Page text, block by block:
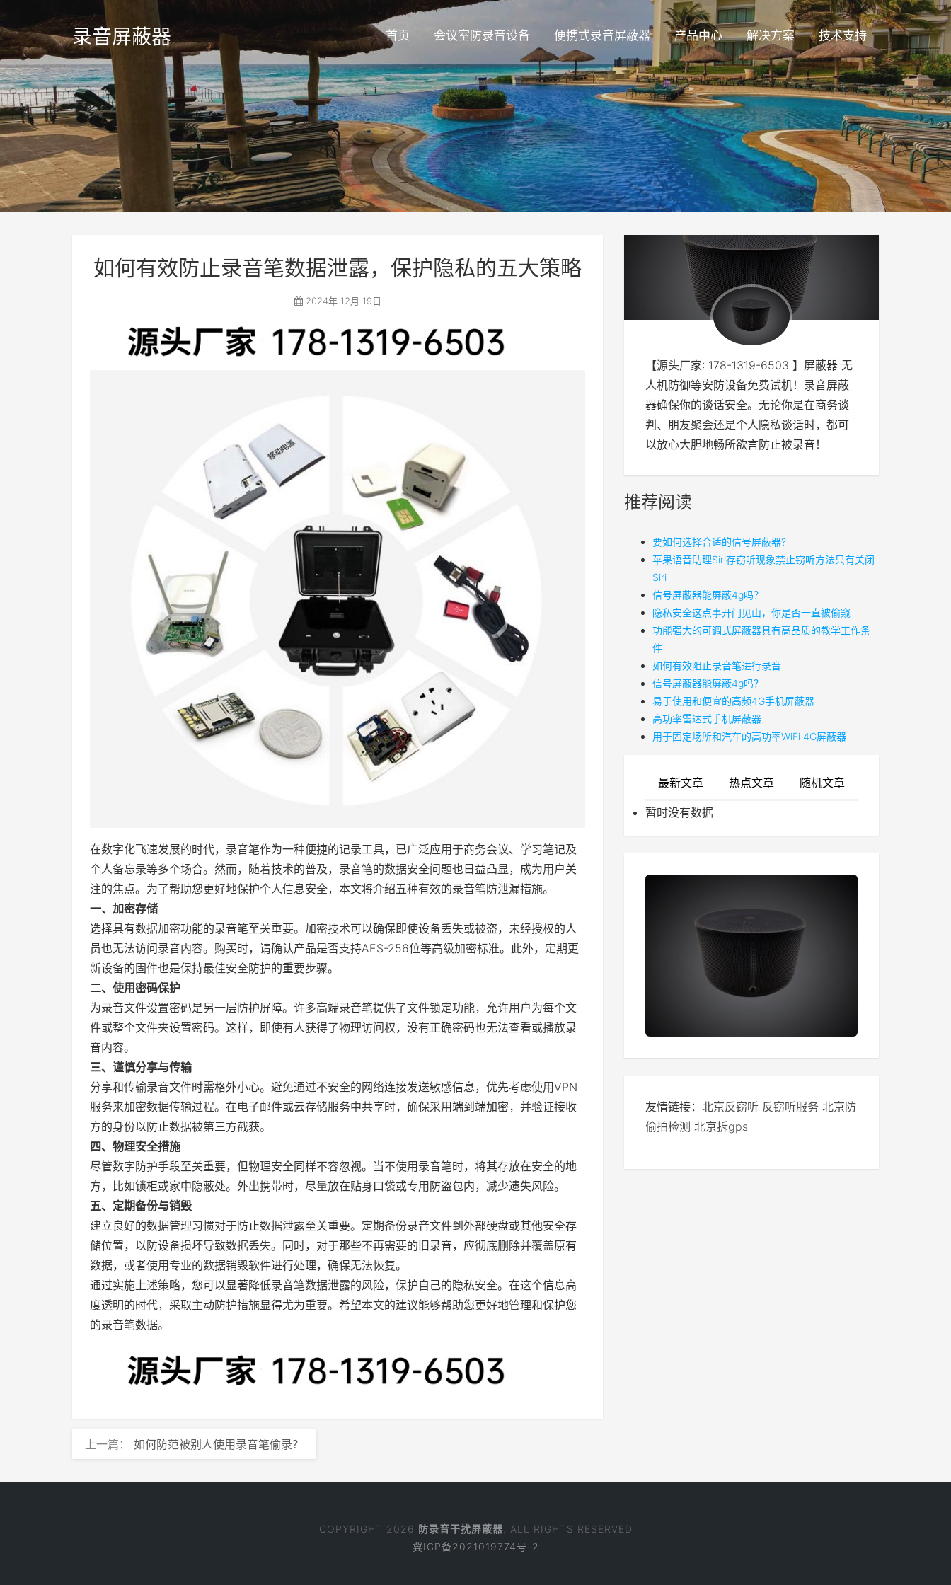
录音屏蔽器 首页 会议室防录音设备 便携式录音屏蔽器 产品中心 解决方案 技术支持
如何有效防止录音笔数据泄露，保护隐私的五大策略
2024年 12月 19日
在数字化飞速发展的时代，录音笔作为一种便捷的记录工具，已广泛应用于商务会议、学习笔记及
个人备忘录等多个场合。然而，随着技术的普及，录音笔的数据安全问题也日益凸显，成为用户关
注的焦点。为了帮助您更好地保护个人信息安全，本文将介绍五种有效的录音笔防泄漏措施。
一、加密存储
选择具有数据加密功能的录音笔至关重要。加密技术可以确保即使设备丢失或被盗，未经授权的人
员也无法访问录音内容。购买时，请确认产品是否支持AES-256位等高级加密标准。此外，定期更
新设备的固件也是保持最佳安全防护的重要步骤。
二、使用密码保护
为录音文件设置密码是另一层防护屏障。许多高端录音笔提供了文件锁定功能，允许用户为每个文
件或整个文件夹设置密码。这样，即使有人获得了物理访问权，没有正确密码也无法查看或播放录
音内容。
三、谨慎分享与传输
分享和传输录音文件时需格外小心。避免通过不安全的网络连接发送敏感信息，优先考虑使用VPN
服务来加密数据传输过程。在电子邮件或云存储服务中共享时，确保采用端到端加密，并验证接收
方的身份以防止数据被第三方截获。
四、物理安全措施
尽管数字防护手段至关重要，但物理安全同样不容忽视。当不使用录音笔时，将其存放在安全的地
方，比如锁柜或家中隐蔽处。外出携带时，尽量放在贴身口袋或专用防盗包内，减少遗失风险。
五、定期备份与销毁
建立良好的数据管理习惯对于防止数据泄露至关重要。定期备份录音文件到外部硬盘或其他安全存
储位置，以防设备损坏导致数据丢失。同时，对于那些不再需要的旧录音，应彻底删除并覆盖原有
数据，或者使用专业的数据销毁软件进行处理，确保无法恢复。
通过实施上述策略，您可以显著降低录音笔数据泄露的风险，保护自己的隐私安全。在这个信息高
度透明的时代，采取主动防护措施显得尤为重要。希望本文的建议能够帮助您更好地管理和保护您
的录音笔数据。
上一篇： 如何防范被别人使用录音笔偷录？
【源头厂家: 178-1319-6503 】屏蔽器 无
人机防御等安防设备免费试机！录音屏蔽
器确保你的谈话安全。无论你是在商务谈
判、朋友聚会还是个人隐私谈话时，都可
以放心大胆地畅所欲言防止被录音！
推荐阅读
要如何选择合适的信号屏蔽器?
苹果语音助理Siri存窃听现象禁止窃听方法只有关闭
Siri
信号屏蔽器能屏蔽4g吗？
隐私安全这点事开门见山，你是否一直被偷窥
功能强大的可调式屏蔽器具有高品质的教学工作条
件
如何有效阻止录音笔进行录音
信号屏蔽器能屏蔽4g吗？
易于使用和便宜的高频4G手机屏蔽器
高功率雷达式手机屏蔽器
用于固定场所和汽车的高功率WiFi 4G屏蔽器
最新文章 热点文章 随机文章
暂时没有数据
友情链接： 北京反窃听 反窃听服务 北京防
偷拍检测 北京拆gps
COPYRIGHT 2026 防录音干扰屏蔽器 . ALL RIGHTS RESERVED
冀ICP备2021019774号-2